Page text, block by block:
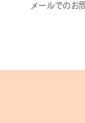
メールでのお